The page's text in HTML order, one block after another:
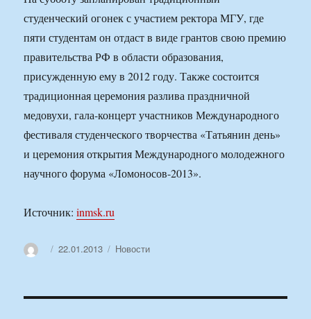
студенческий огонек с участием ректора МГУ, где
пяти студентам он отдаст в виде грантов свою премию
правительства РФ в области образования,
присужденную ему в 2012 году. Также состоится
традиционная церемония разлива праздничной
медовухи, гала-концерт участников Международного
фестиваля студенческого творчества «Татьянин день»
и церемония открытия Международного молодежного
научного форума «Ломоносов-2013».
Источник:inmsk.ru
АвторОпубликовано
22.01.2013 Рубрики
Новости